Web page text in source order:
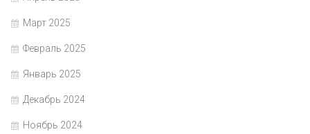
Март 2025
Февраль 2025
Январь 2025
Декабрь 2024
Ноябрь 2024